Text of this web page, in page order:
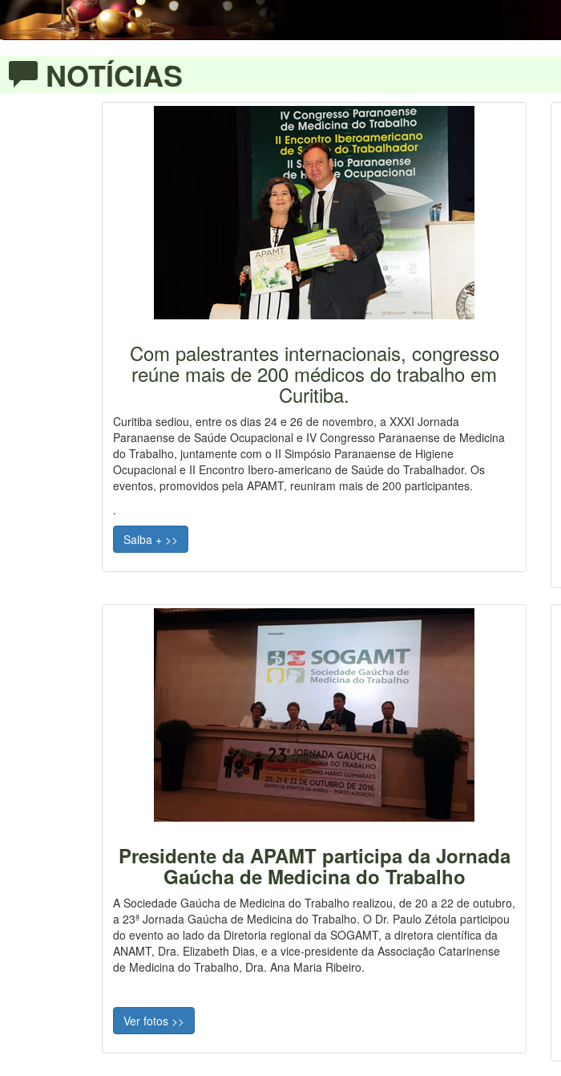
NOTÍCIAS
Com palestrantes internacionais, congresso
reúne mais de 200 médicos do trabalho em
Curitiba.
Curitiba sediou, entre os dias 24 e 26 de novembro, a XXXI Jornada
Paranaense de Saúde Ocupacional e IV Congresso Paranaense de Medicina
do Trabalho, juntamente com o II Simpósio Paranaense de Higiene
Ocupacional e II Encontro Ibero-americano de Saúde do Trabalhador. Os
eventos, promovidos pela APAMT, reuniram mais de 200 participantes.
.
Saiba + >>
Presidente da APAMT participa da Jornada
Gaúcha de Medicina do Trabalho
A Sociedade Gaúcha de Medicina do Trabalho realizou, de 20 a 22 de outubro,
a 23ª Jornada Gaúcha de Medicina do Trabalho. O Dr. Paulo Zétola participou
do evento ao lado da Diretoria regional da SOGAMT, a diretora científica da
ANAMT, Dra. Elizabeth Dias, e a vice-presidente da Associação Catarinense
de Medicina do Trabalho, Dra. Ana Maria Ribeiro.
Ver fotos >>